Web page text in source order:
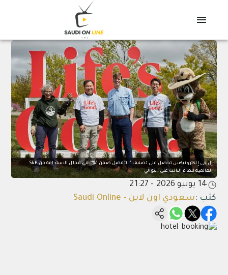
إل جي إلكترونيكس تحصل على تصنيف "الأفضل ضمن 1%" في مجال الاستدامة من S&P
العالمية للعام الثالث على التوالي
14 يونيو 2026 - 21:27
كتب :سعودي اون لاين - Saudi Online